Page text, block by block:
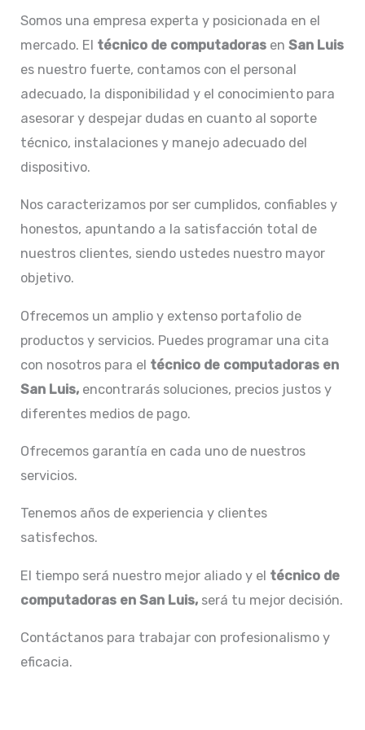
Somos una empresa experta y posicionada en el
mercado. El técnico de computadoras enSan Luis
es nuestro fuerte, contamos con el personal
adecuado, la disponibilidad y el conocimiento para
asesorar y despejar dudas en cuanto al soporte
técnico, instalaciones y manejo adecuado del
dispositivo.
Nos caracterizamos por ser cumplidos, confiables y
honestos, apuntando a la satisfacción total de
nuestros clientes, siendo ustedes nuestro mayor
objetivo.
Ofrecemos un amplio y extenso portafolio de
productos y servicios. Puedes programar una cita
con nosotros para el técnico de computadoras en
San Luis, encontrarás soluciones, precios justos y
diferentes medios de pago.
Ofrecemos garantía en cada uno de nuestros
servicios.
Tenemos años de experiencia y clientes
satisfechos.
El tiempo será nuestro mejor aliado y el técnico de
computadoras en San Luis, será tu mejor decisión.
Contáctanos para trabajar con profesionalismo y
eficacia.